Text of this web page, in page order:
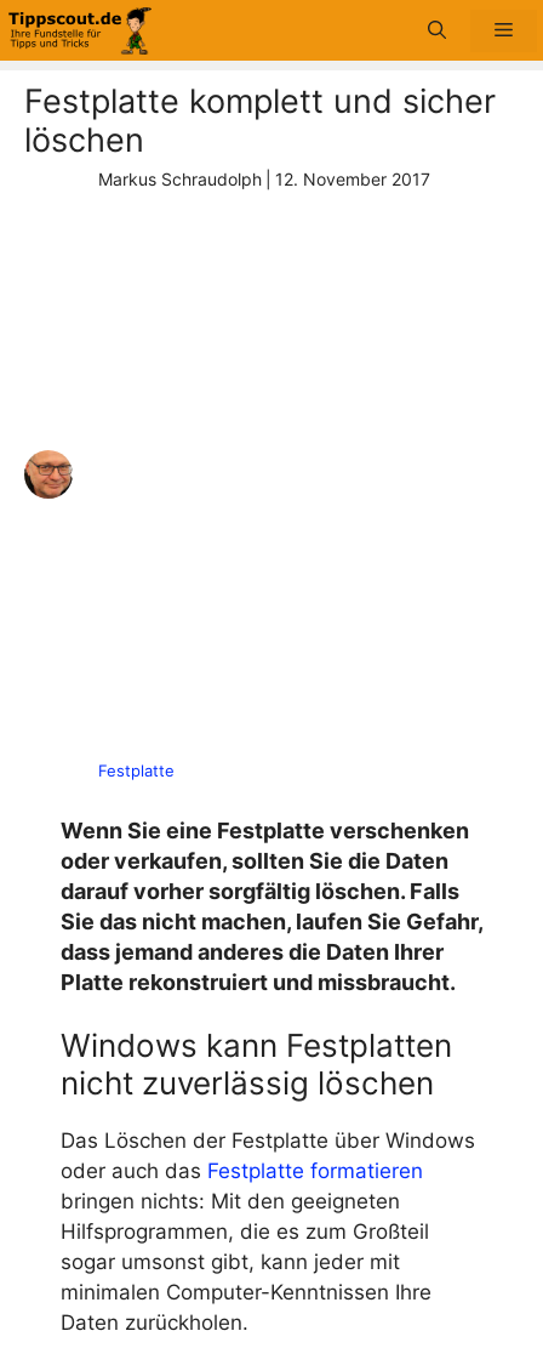
Zum
Inhalt
Festplatte komplett und sicher
löschen
Markus Schraudolph 12. November 2017
Festplatte
Wenn Sie eine Festplatte verschenken
oder verkaufen, sollten Sie die Daten
darauf vorher sorgfältig löschen. Falls
Sie das nicht machen, laufen Sie Gefahr,
dass jemand anderes die Daten Ihrer
Platte rekonstruiert und missbraucht.
Windows kann Festplatten
nicht zuverlässig löschen
Das Löschen der Festplatte über Windows
oder auch das Festplatte formatieren
bringen nichts: Mit den geeigneten
Hilfsprogrammen, die es zum Großteil
sogar umsonst gibt, kann jeder mit
minimalen Computer-Kenntnissen Ihre
Daten zurückholen.